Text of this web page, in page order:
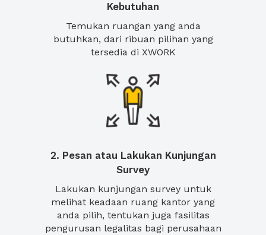
Kebutuhan
Temukan ruangan yang anda
butuhkan, dari ribuan pilihan yang
tersedia di XWORK
2. Pesan atau Lakukan Kunjungan
Survey
Lakukan kunjungan survey untuk
melihat keadaan ruang kantor yang
anda pilih, tentukan juga fasilitas
pengurusan legalitas bagi perusahaan